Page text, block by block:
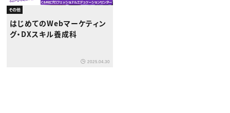
プロフェッショナル×つながる×メディア
その他
はじめてのWebマーケティン
グ・DXスキル養成科
2025.04.30